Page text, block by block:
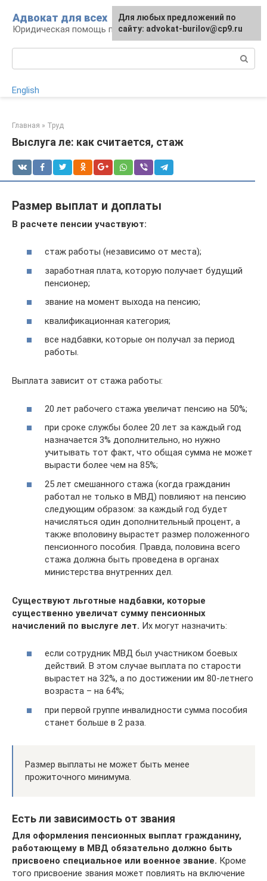
контенту
Адвокат для всех
Юридическая помощь по любому вопросу
English
Главная » Труд
Выслуга ле: как считается, стаж
Размер выплат и доплаты
В расчете пенсии участвуют:
стаж работы (независимо от места);
заработная плата, которую получает будущий
пенсионер;
звание на момент выхода на пенсию;
квалификационная категория;
все надбавки, которые он получал за период
работы.
Выплата зависит от стажа работы:
20 лет рабочего стажа увеличат пенсию на 50%;
при сроке службы более 20 лет за каждый год
назначается 3% дополнительно, но нужно
учитывать тот факт, что общая сумма не может
вырасти более чем на 85%;
25 лет смешанного стажа (когда гражданин
работал не только в МВД) повлияют на пенсию
следующим образом: за каждый год будет
начисляться один дополнительный процент, а
также вполовину вырастет размер положенного
пенсионного пособия. Правда, половина всего
стажа должна быть проведена в органах
министерства внутренних дел.
Существуют льготные надбавки, которые
существенно увеличат сумму пенсионных
начислений по выслуге лет. Их могут назначить:
если сотрудник МВД был участником боевых
действий. В этом случае выплата по старости
вырастет на 32%, а по достижении им 80-летнего
возраста – на 64%;
при первой группе инвалидности сумма пособия
станет больше в 2 раза.
Размер выплаты не может быть менее
прожиточного минимума.
Есть ли зависимость от звания
Для оформления пенсионных выплат гражданину,
работающему в МВД обязательно должно быть
присвоено специальное или военное звание. Кроме
того присвоение звания может повлиять на включение
Для любых предложений по
сайту: advokat-burilov@cp9.ru